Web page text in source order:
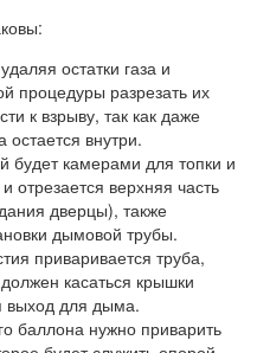
остатки газа и
процедуры разрезать их
к взрыву, так как даже
остается внутри.
будет камерами для топки и
отрезается верхняя часть
дверцы), также
дымовой трубы.
приваривается труба,
касаться крышки
выход для дыма.
баллона нужно приварить